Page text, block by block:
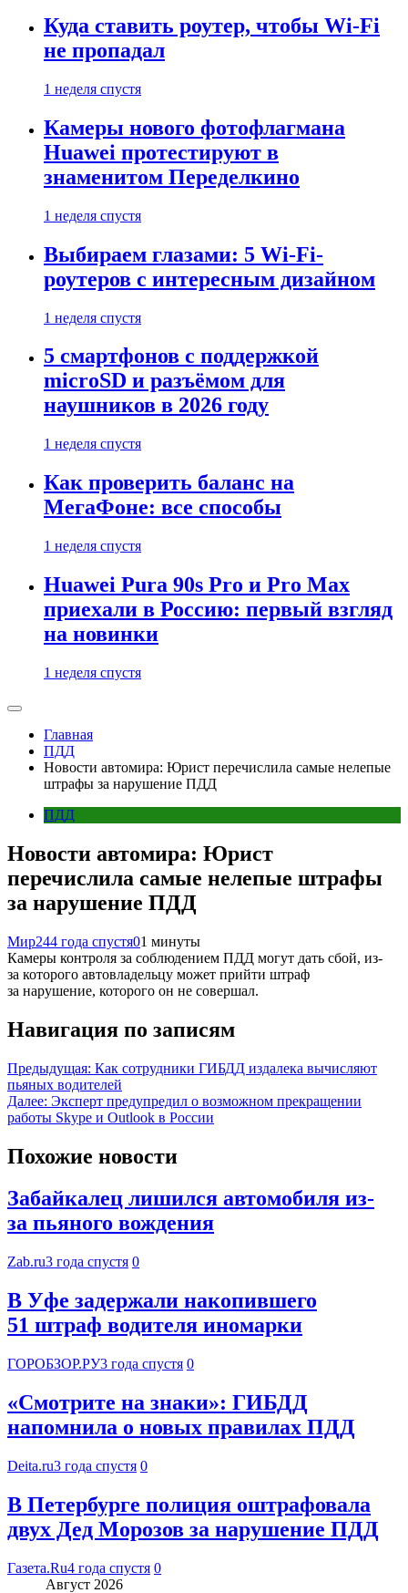
Куда ставить роутер, чтобы Wi-Fi
не пропадал
1 неделя спустя
Камеры нового фотофлагмана
Huawei протестируют в
знаменитом Переделкино
1 неделя спустя
Выбираем глазами: 5 Wi-Fi-
роутеров с интересным дизайном
1 неделя спустя
5 смартфонов с поддержкой
microSD и разъёмом для
наушников в 2026 году
1 неделя спустя
Как проверить баланс на
МегаФоне: все способы
1 неделя спустя
Huawei Pura 90s Pro и Pro Max
приехали в Россию: первый взгляд
на новинки
1 неделя спустя
Главная
ПДД
Новости автомира: Юрист перечислила самые нелепые
штрафы за нарушение ПДД
ПДД
Новости автомира: Юрист
перечислила самые нелепые штрафы
за нарушение ПДД
Мир244 года спустя01 минуты
Камеры контроля за соблюдением ПДД могут дать сбой, из-
за которого автовладельцу может прийти штраф
за нарушение, которого он не совершал.
Навигация по записям
Предыдущая: Как сотрудники ГИБДД издалека вычисляют
пьяных водителей
Далее: Эксперт предупредил о возможном прекращении
работы Skype и Outlook в России
Похожие новости
Забайкалец лишился автомобиля из-
за пьяного вождения
Zab.ru3 года спустя 0
В Уфе задержали накопившего
51 штраф водителя иномарки
ГОРОБЗОР.РУ3 года спустя 0
«Смотрите на знаки»: ГИБДД
напомнила о новых правилах ПДД
Deita.ru3 года спустя 0
В Петербурге полиция оштрафовала
двух Дед Морозов за нарушение ПДД
Газета.Ru4 года спустя 0
Август 2026